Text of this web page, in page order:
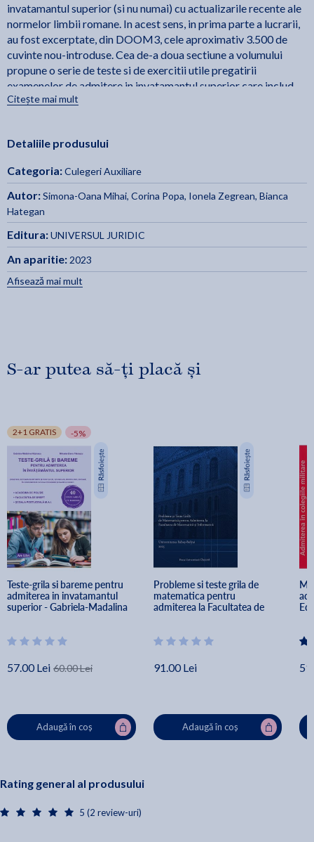
invatamantul superior (si nu numai) cu actualizarile recente ale
normelor limbii romane. In acest sens, in prima parte a lucrarii,
au fost excerptate, din DOOM3, cele aproximativ 3.500 de
cuvinte nou-introduse. Cea de-a doua sectiune a volumului
propune o serie de teste si de exercitii utile pregatirii
examenelor de admitere in invatamantul superior care includ
notiuni de gramatica normativa.
doar elevilor care vor sustine examene de admitere in
vorbeasca si sa scrie corect in limba romana.
Citește mai mult
Detaliile produsului
Categoria:Culegeri Auxiliare
Autor:Simona-Oana Mihai, Corina Popa, Ionela Zegrean, Bianca
Hategan
Editura:UNIVERSUL JURIDIC
An aparitie: 2023
Afisează mai mult
S-ar putea să-ți placă și
2+1 GRATIS -5%
Teste-grila si bareme pentru
admiterea in invatamantul
superior - Gabriela-Madalina
57.00 Lei 60.00 Lei
Adaugă în coș
Probleme si teste grila de
matematica pentru
admiterea la Facultatea de
Cristian Cretu
91.00 Lei
Adaugă în coș
Rating general al produsului
5 (2 review-uri)